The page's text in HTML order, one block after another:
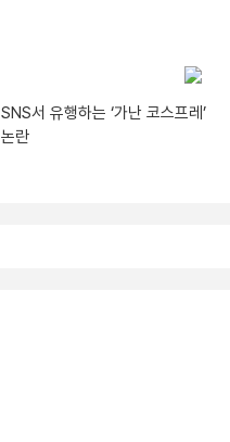
SNS서 유행하는 ‘가난 코스프레’
논란